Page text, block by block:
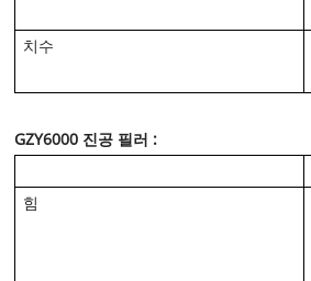
치수
GZY6000 진공 필러 :
힘